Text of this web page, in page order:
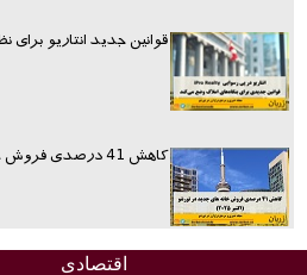
قوانین جدید انتاریو برای
کاهش 41 درصدی فروش خانه در تورنتو
اقتصادی